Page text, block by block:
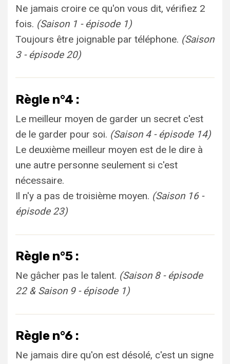
Ne jamais croire ce qu'on vous dit, vérifiez 2
fois. (Saison 1 - épisode 1)
Toujours être joignable par téléphone. (Saison
3 - épisode 20)
Règle n°4 :
Le meilleur moyen de garder un secret c'est
de le garder pour soi. (Saison 4 - épisode 14)
Le deuxième meilleur moyen est de le dire à
une autre personne seulement si c'est
nécessaire.
Il n'y a pas de troisième moyen. (Saison 16 -
épisode 23)
Règle n°5 :
Ne gâcher pas le talent. (Saison 8 - épisode
22 & Saison 9 - épisode 1)
Règle n°6 :
Ne jamais dire qu'on est désolé, c'est un signe